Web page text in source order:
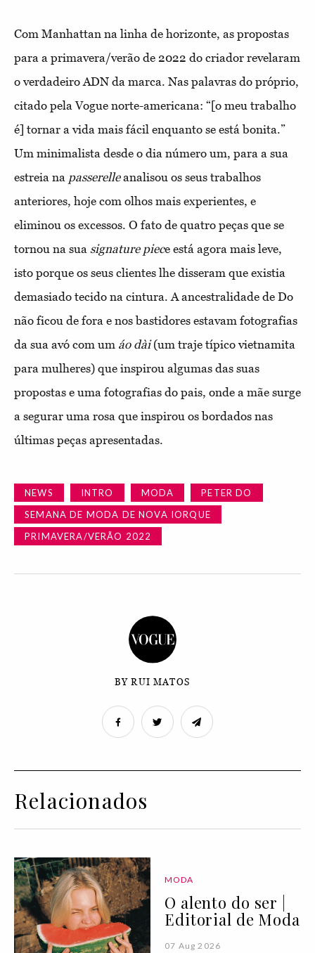
Com Manhattan na linha de horizonte, as propostas
para a primavera/verão de 2022 do criador revelaram
o verdadeiro ADN da marca. Nas palavras do próprio,
citado pela Vogue norte-americana: “[o meu trabalho
é] tornar a vida mais fácil enquanto se está bonita.”
Um minimalista desde o dia número um, para a sua
estreia na passerelleanalisou os seus trabalhos
anteriores, hoje com olhos mais experientes, e
eliminou os excessos. O fato de quatro peças que se
tornou na sua signature piece está agora mais leve,
isto porque os seus clientes lhe disseram que existia
demasiado tecido na cintura. A ancestralidade de Do
não ficou de fora e nos bastidores estavam fotografias
da sua avó com um áo dài(um traje típico vietnamita
para mulheres) que inspirou algumas das suas
propostas e uma fotografias do pais, onde a mãe surge
a segurar uma rosa que inspirou os bordados nas
últimas peças apresentadas.
NEWS INTRO MODA
PETER DO
SEMANA DE MODA DE NOVA IORQUE
PRIMAVERA/VERÃO 2022
BY RUI MATOS
Relacionados
MODA
O alento do ser |
Editorial de Moda
07 Aug 2026